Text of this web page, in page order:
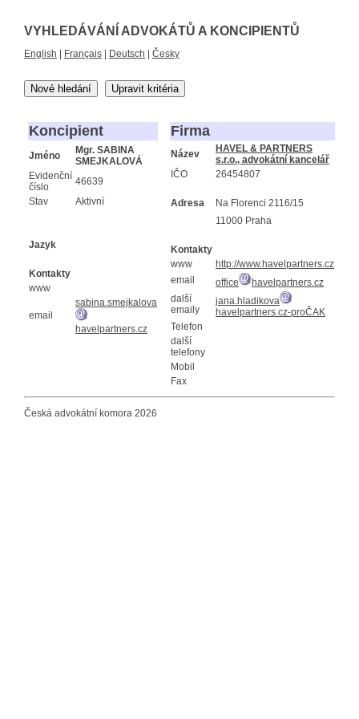
VYHLEDÁVÁNÍ ADVOKÁTŮ A KONCIPIENTŮ
English Français Deutsch Česky
Nové hledání Upravit kritéria
Koncipient
Jméno
Mgr. SABINA
SMEJKALOVÁ
Evidenční
číslo
46639
Stav
Aktivní
Jazyk
Kontakty
www
email
sabina.smejkalova
havelpartners.cz
Firma
Název
HAVEL & PARTNERS
s.r.o., advokátní kancelář
IČO
26454807
Adresa
Na Florenci 2116/15
11000 Praha
Kontakty
www
http://www.havelpartners.cz
email
office
havelpartners.cz
další
emaily
jana.hladikova
havelpartners.cz-proČAK
Telefon
další
telefony
Mobil
Fax
Česká advokátní komora 2026